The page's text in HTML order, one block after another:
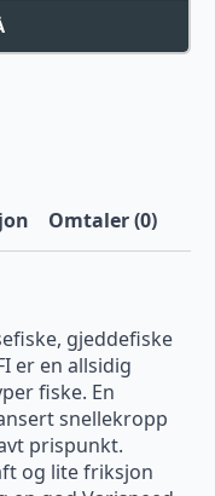
Omtaler (0)
gjeddefiske
er en allsidig
fiske. En
snellekropp
prispunkt.
og lite friksjon